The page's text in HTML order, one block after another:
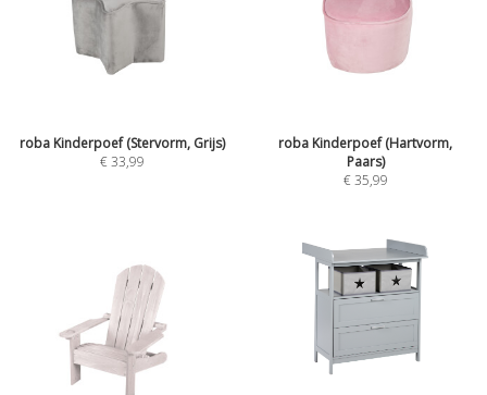
roba Kinderpoef (Stervorm, Grijs)
€33,99
roba Kinderpoef (Hartvorm,
Paars)
€35,99